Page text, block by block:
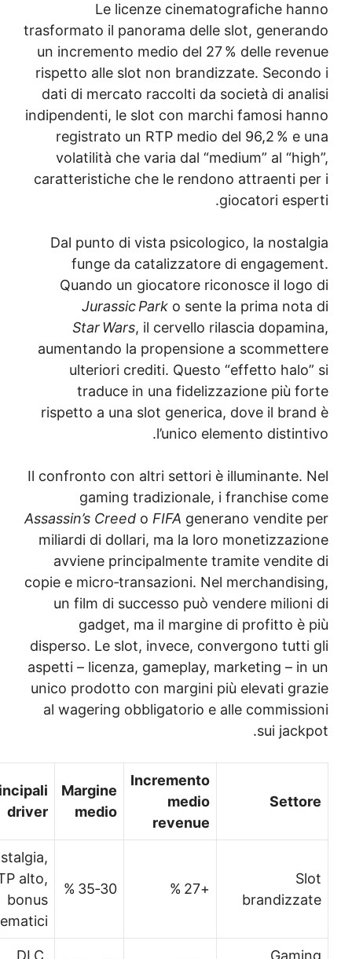
Le licenze cinematografiche
trasformato il panorama delle slot,
un incremento medio del 27 % delle
rispetto alle slot non brandizzate.
dati di mercato raccolti da società di
indipendenti, le slot con marchi famosi
registrato un RTP medio del 96,2 %
volatilità che varia dal “medium” al
caratteristiche che le rendono attraenti
giocatori
Dal punto di vista psicologico, la
funge da catalizzatore di
Quando un giocatore riconosce il
Jurassic Parko sente la prima
Star Wars, il cervello rilascia
aumentando la propensione a
ulteriori crediti. Questo “effetto
traduce in una fidelizzazione più
rispetto a una slot generica, dove il
l’unico elemento
Il confronto con altri settori è
gaming tradizionale, i franchise
Assassin’s Creed oFIFAgenerano
miliardi di dollari, ma la loro
avviene principalmente tramite
copie e micro‑transazioni. Nel
un film di successo può vendere
gadget, ma il margine di profitto
disperso. Le slot, invece, convergono
aspetti – licenza, gameplay, marketing –
unico prodotto con margini più elevati
al wagering obbligatorio e alle
sui
Incremento
revenue
Margine
Principali
driver
Nostalgia,
RTP alto,
bonus
tematici